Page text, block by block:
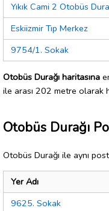
Yıkık Cami 2 Otobüs
Eskiizmir Tıp Merkez
9754/1. Sokak
Otobüs Durağı haritasına
ile arası 202 metre olarak
Otobüs Durağı
Otobüs Durağı ile aynı
Yer Adı
9625. Sokak